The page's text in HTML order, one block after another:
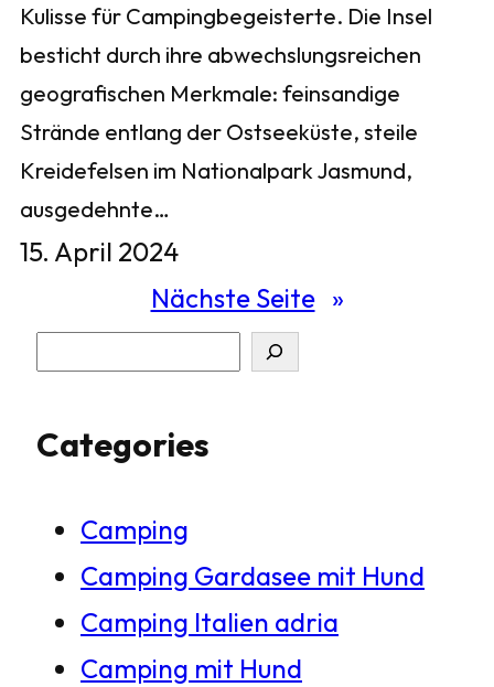
Kulisse für Campingbegeisterte. Die Insel
besticht durch ihre abwechslungsreichen
geografischen Merkmale: feinsandige
Strände entlang der Ostseeküste, steile
Kreidefelsen im Nationalpark Jasmund,
ausgedehnte…
15. April 2024
Nächste Seite »
c
Categories
Camping
Camping Gardasee mit Hund
Camping Italien adria
Camping mit Hund